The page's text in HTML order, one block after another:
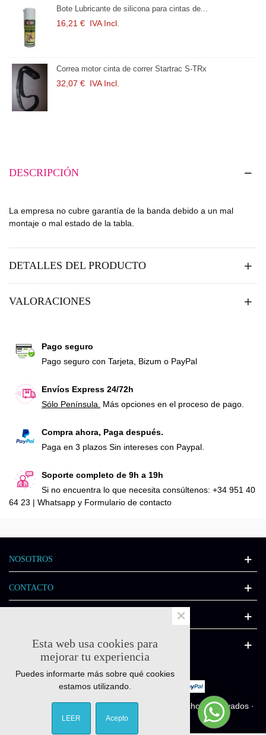
Bote Lubricante de silicona para cintas de...
16,21 € IVA Incl.
Correa motor cinta de correr Startrac S-TRx
IVA Incl.
DESCRIPCIÓN
La empresa no cubre garantía de la banda debido a un mal
montaje o mal estado de la tabla.
DETALLES DEL PRODUCTO
VALORACIONES
Pago seguro
Pago seguro con Tarjeta, Bizum o PayPal
Envíos Express 24/72h
Sólo Península. Más opciones en el proceso de pago.
Compra ahora, Paga después.
Paga en 3 plazos Sin intereses con Paypal.
Soporte completo de 9h a 19h
Si no encuentra lo que necesita consúltenos: +34 951 40
64 23 | Whatsapp y Formulario de contacto
NOSOTROS
CONTACTO
CATÁLOGO
© Quick-fitness.es 2011-2025 - Todos los derechos reservados ·
Diseñado por
Esta web usa cookies para
mejorar tu experiencia
Puedes informarte más sobre qué cookies
estamos utilizando.
LEER Acepto
×